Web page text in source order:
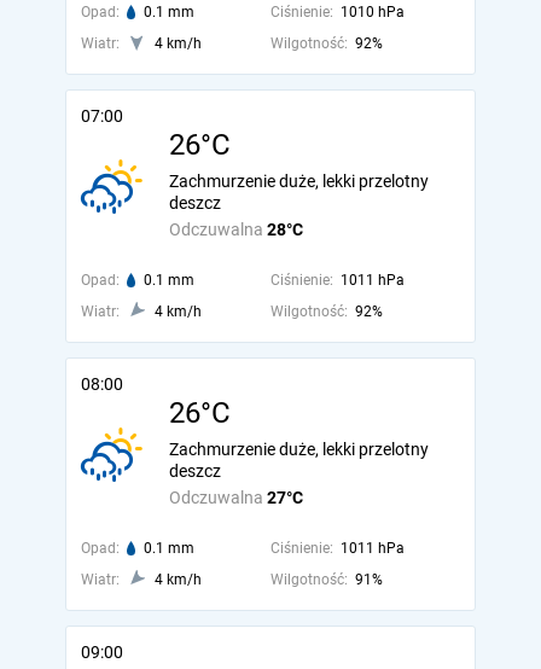
Opad: 0.1 mm Ciśnienie: 1010 hPa
Wiatr:
4 km/h Wilgotność: 92%
07:00
26°C
Odczuwalna 28°C
Zachmurzenie duże, lekki przelotny
deszcz
Opad: 0.1 mm Ciśnienie: 1011 hPa
Wiatr:
4 km/h Wilgotność: 92%
08:00
26°C
Odczuwalna 27°C
Zachmurzenie duże, lekki przelotny
deszcz
Opad: 0.1 mm Ciśnienie: 1011 hPa
Wiatr:
4 km/h Wilgotność: 91%
09:00